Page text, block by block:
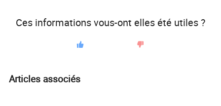
Ces informations vous-ont elles été utiles ?
Articles associés